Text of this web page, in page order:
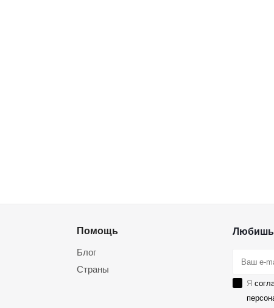
Помощь
Блог
Страны
Любишь
Я